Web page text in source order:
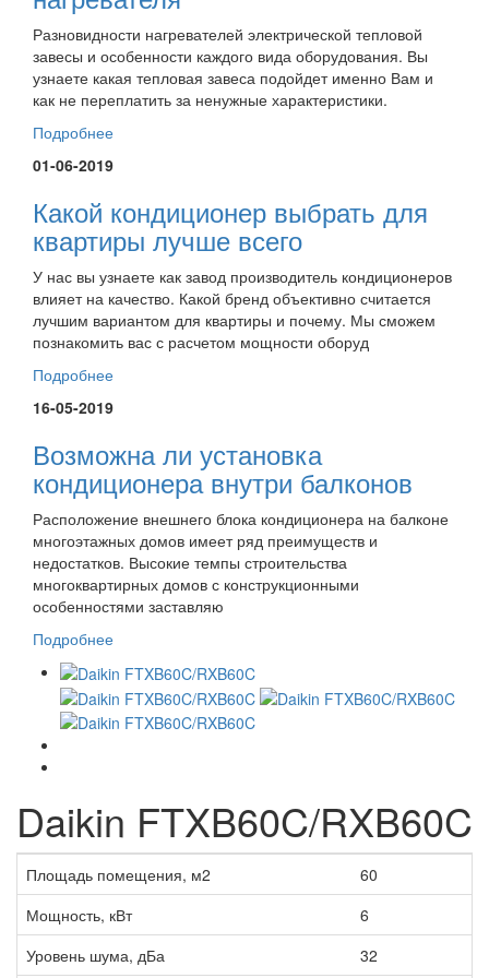
Разновидности нагревателей электрической тепловой
завесы и особенности каждого вида оборудования. Вы
узнаете какая тепловая завеса подойдет именно Вам и
как не переплатить за ненужные характеристики.
Подробнее
01-06-2019
Какой кондиционер выбрать для
квартиры лучше всего
У нас вы узнаете как завод производитель кондиционеров
влияет на качество. Какой бренд объективно считается
лучшим вариантом для квартиры и почему. Мы сможем
познакомить вас с расчетом мощности оборуд
Подробнее
16-05-2019
Возможна ли установка
кондиционера внутри балконов
Расположение внешнего блока кондиционера на балконе
многоэтажных домов имеет ряд преимуществ и
недостатков. Высокие темпы строительства
многоквартирных домов с конструкционными
особенностями заставляю
Подробнее
Daikin FTXB60C/RXB60C
Площадь помещения, м2
60
Мощность, кВт
6
Уровень шума, дБа
32